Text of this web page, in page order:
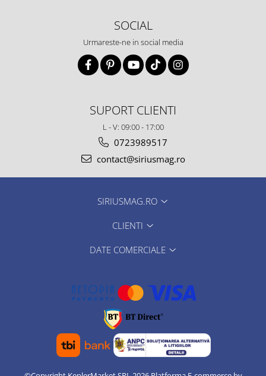
SOCIAL
Urmareste-ne in social media
SUPORT CLIENTI
L - V: 09:00 - 17:00
0723989517
contact@siriusmag.ro
SIRIUSMAG.RO
CLIENTI
DATE COMERCIALE